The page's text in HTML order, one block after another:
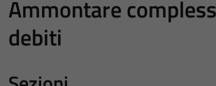
Ammontare
debiti